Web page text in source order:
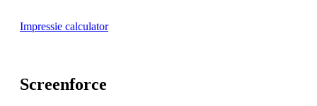
Impressie calculator
Screenforce